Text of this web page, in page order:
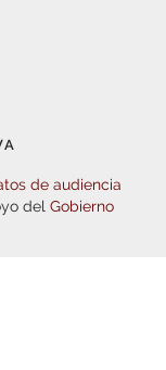
de audiencia
del Gobierno